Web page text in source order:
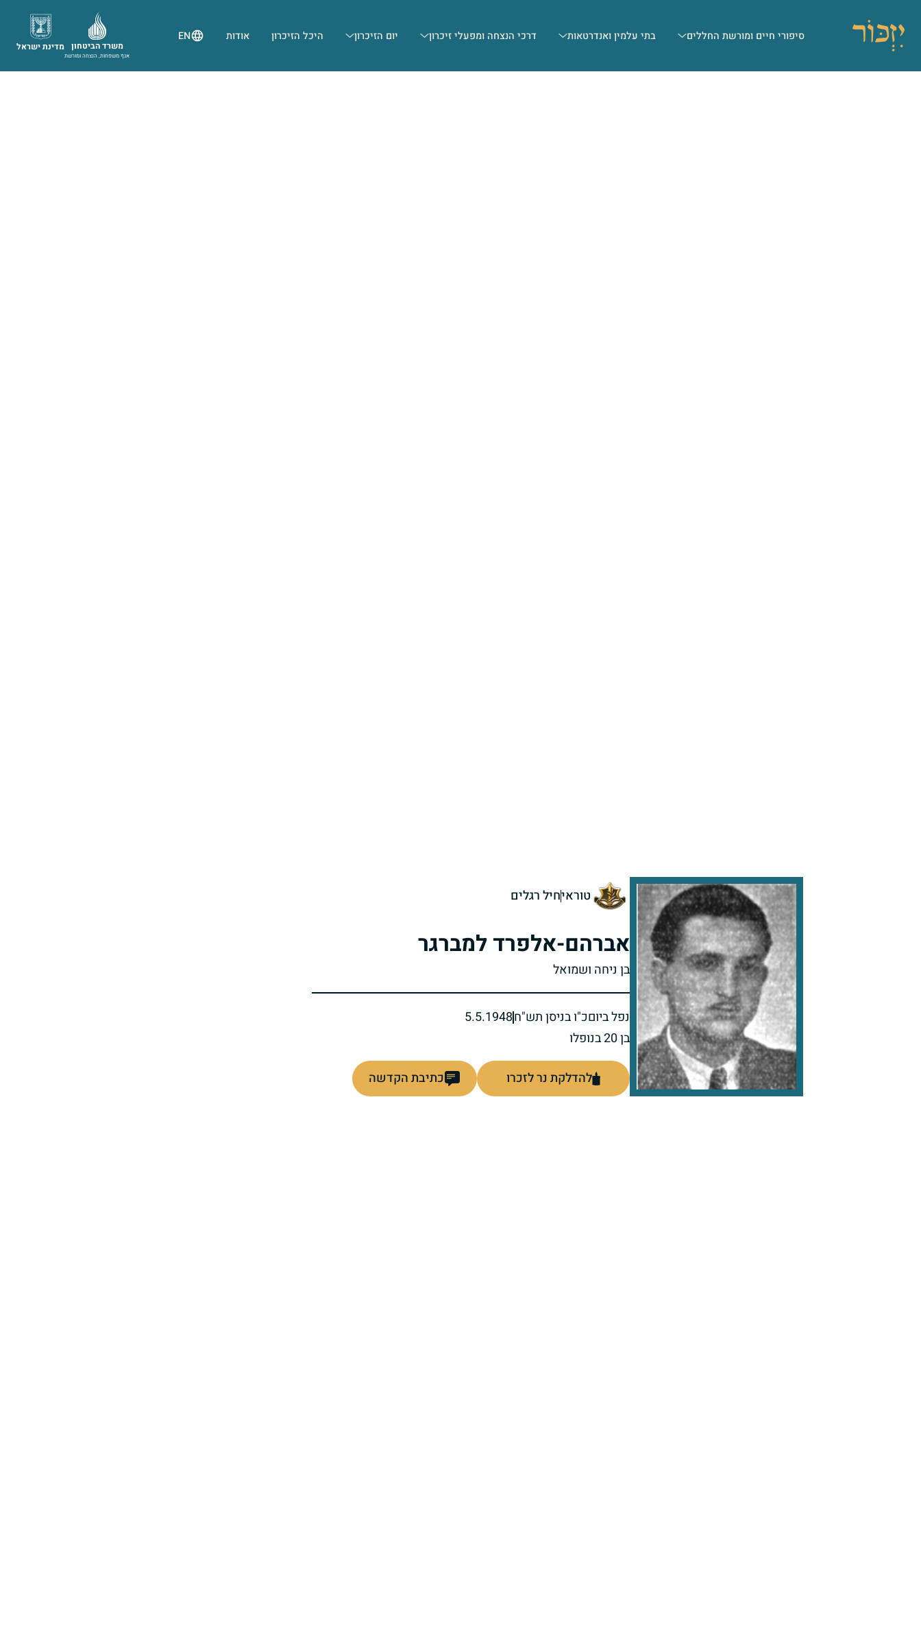
סיפורי חיים ומורשת החללים בתי עלמין ואנדרטאות דרכי הנצחה ומפעלי זיכרון יום הזיכרון היכל הזיכרון אודות EN
מדינת ישראל משרד הביטחון
אגף משפחות, הנצחה ומורשת
טוראיחיל רגלים
אברהם-אלפרד למברגר
בן ניחה ושמואל
נפל ביוםכ"ו בניסן תש"ח5.5.1948
בן 20 בנופלו
להדלקת נר לזכרו כתיבת הקדשה